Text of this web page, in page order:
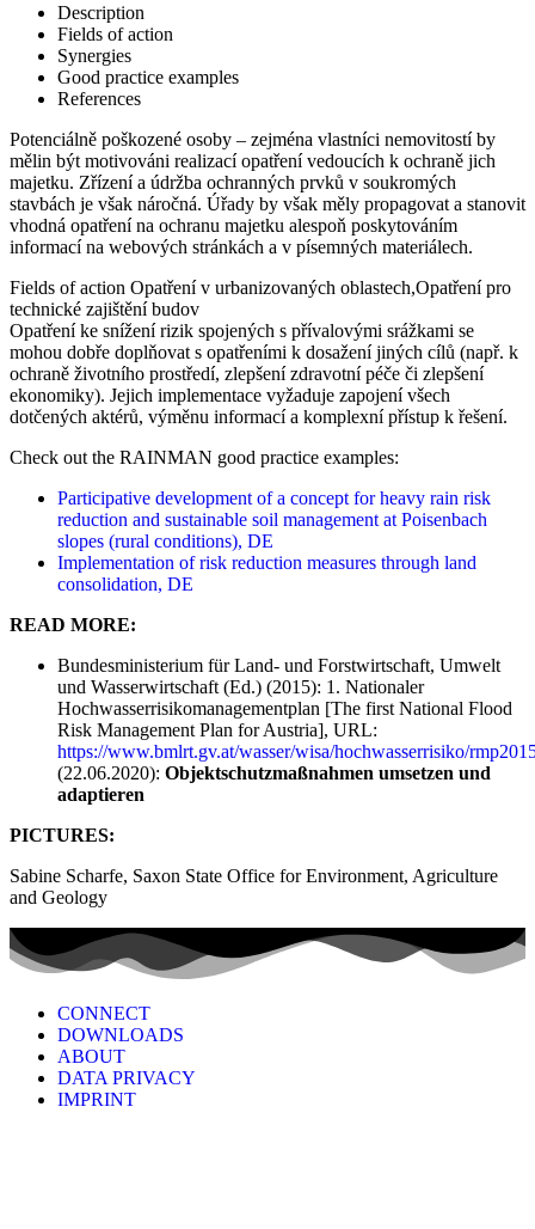
Description
Fields of action
Synergies
Good practice examples
References
Potenciálně poškozené osoby – zejména vlastníci nemovitostí by
mělin být motivováni realizací opatření vedoucích k ochraně jich
majetku. Zřízení a údržba ochranných prvků v soukromých
stavbách je však náročná. Úřady by však měly propagovat a stanovit
vhodná opatření na ochranu majetku alespoň poskytováním
informací na webových stránkách a v písemných materiálech.
Fields of action Opatření v urbanizovaných oblastech,Opatření pro
technické zajištění budov
Opatření ke snížení rizik spojených s přívalovými srážkami se
mohou dobře doplňovat s opatřeními k dosažení jiných cílů (např. k
ochraně životního prostředí, zlepšení zdravotní péče či zlepšení
ekonomiky). Jejich implementace vyžaduje zapojení všech
dotčených aktérů, výměnu informací a komplexní přístup k řešení.
Check out the RAINMAN good practice examples:
Participative development of a concept for heavy rain risk
reduction and sustainable soil management at Poisenbach
slopes (rural conditions), DE
Implementation of risk reduction measures through land
consolidation, DE
READ MORE:
Bundesministerium für Land- und Forstwirtschaft, Umwelt
und Wasserwirtschaft (Ed.) (2015): 1. Nationaler
Hochwasserrisikomanagementplan [The first National Flood
Risk Management Plan for Austria], URL:
https://www.bmlrt.gv.at/wasser/wisa/hochwasserrisiko/
(22.06.2020): Objektschutzmaßnahmen umsetzen und
adaptieren
PICTURES:
Sabine Scharfe, Saxon State Office for Environment, Agriculture
and Geology
CONNECT
DOWNLOADS
ABOUT
DATA PRIVACY
IMPRINT